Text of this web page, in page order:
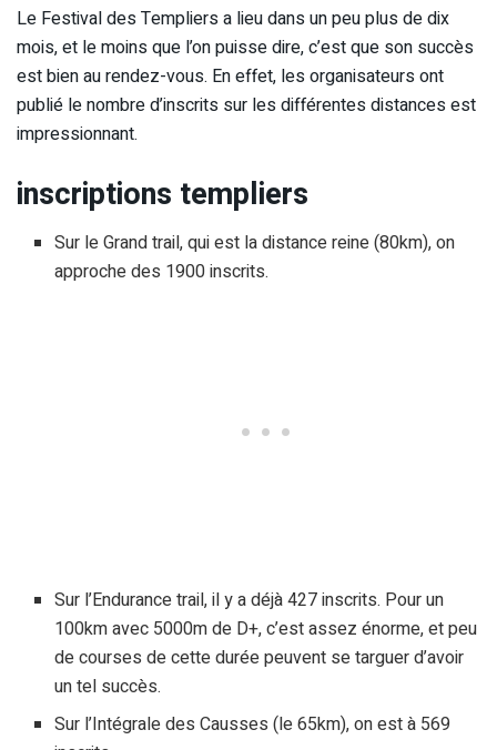
Le Festival des Templiers a lieu dans un peu plus de dix
mois, et le moins que l’on puisse dire, c’est que son succès
est bien au rendez-vous. En effet, les organisateurs ont
publié le nombre d’inscrits sur les différentes distances est
impressionnant.
inscriptions templiers
Sur le Grand trail, qui est la distance reine (80km), on
approche des 1900 inscrits.
Sur l’Endurance trail, il y a déjà 427 inscrits. Pour un
100km avec 5000m de D+, c’est assez énorme, et peu
de courses de cette durée peuvent se targuer d’avoir
un tel succès.
Sur l’Intégrale des Causses (le 65km), on est à 569